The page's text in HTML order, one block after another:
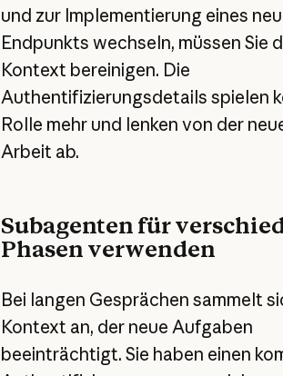
und zur Implementierung eines
Endpunkts wechseln, müssen Sie
Kontext bereinigen. Die
Authentifizierungsdetails spielen
Rolle mehr und lenken von der
Arbeit ab.
Subagenten für
Phasen verwenden
Bei langen Gesprächen sammelt
Kontext an, der neue Aufgaben
beeinträchtigt. Sie haben einen